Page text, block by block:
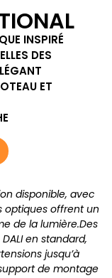
INSPIRÉ
DES
ET
disponible, avec
optiques offrent un
de la lumière.Des
en standard,
jusqu’à
de montage